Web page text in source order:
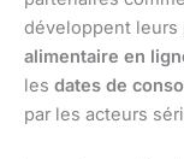
développent leurs
alimentaire en
les dates de
par les acteurs